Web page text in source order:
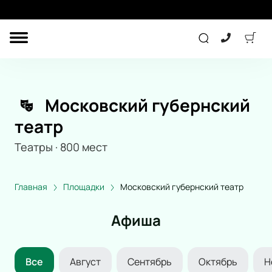
ДЕТЯМ
Другое
Лекция
Детям
Московский губернский
театр
Театры · 800 мест
Главная Площадки Московский губернский театр
Афиша
Все Август Сентябрь Октябрь